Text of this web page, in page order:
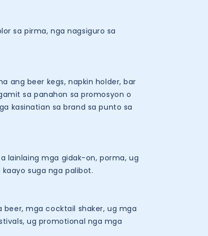
sa pirma, nga nagsiguro sa
ang beer kegs, napkin holder, bar
sa panahon sa promosyon o
kasinatian sa brand sa punto sa
lainlaing mga gidak-on, porma, ug
suga nga palibot.
mga cocktail shaker, ug mga
ug promotional nga mga